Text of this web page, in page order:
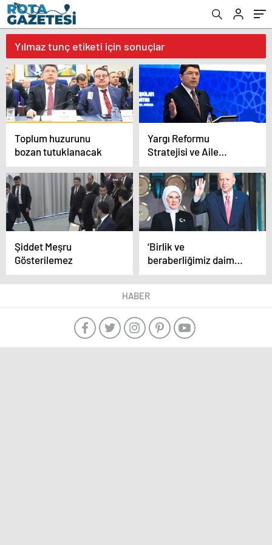
Yılmaz tunç etiketi için sonuçlar
Toplum huzurunu
bozan tutuklanacak
Yargı Reformu
Stratejisi ve Aile
Arabuluculuğu Sistemi
Tanıtıldı
Şiddet Meşru
Gösterilemez
‘Birlik ve
beraberliğimiz daim
olsun’
HABER